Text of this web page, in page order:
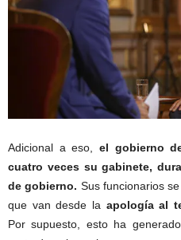
Adicional a eso,
el gobierno
cuatro veces su gabinete,
de gobierno. Sus funcionarios
que van desde la apología al
Por supuesto, esto ha